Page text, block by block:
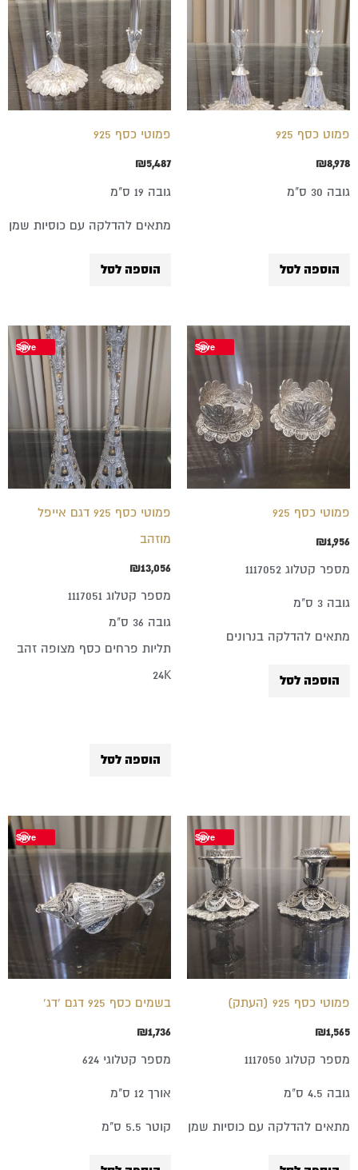
פמוט כסף 925
₪8,978
גובה 30 ס"מ
הוספה לסל
פמוטי כסף 925
₪5,487
גובה 19 ס"מ
מתאים להדלקה עם כוסיות שמן
הוספה לסל
Save
פמוטי כסף 925
₪1,956
מספר קטלוג 1117052
גובה 3 ס"מ
מתאים להדלקה בנרונים
הוספה לסל
Save
פמוטי כסף 925 דגם אייפל
מוזהב
₪13,056
מספר קטלוג 1117051
גובה 36 ס"מ
תליות פרחים כסף מצופה זהב
24K
הוספה לסל
Save
פמוטי כסף 925 (העתק)
₪1,565
מספר קטלוג 1117050
גובה 4.5 ס"מ
מתאים להדלקה עם כוסיות שמן
Save
בשמים כסף 925 דגם 'דג'
₪1,736
מספר קטלוגי 624
אורך 12 ס"מ
קוטר 5.5 ס"מ